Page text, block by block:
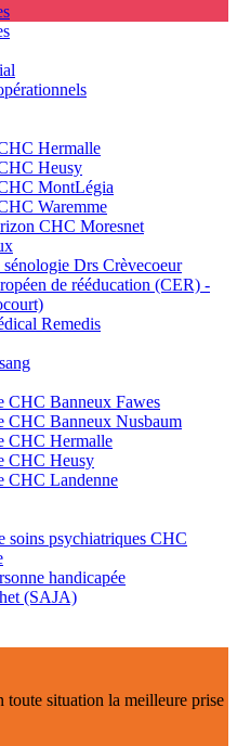
Hermalle
Heusy
MontLégia
Waremme
CHC Moresnet
sénologie Drs Crèvecoeur
de rééducation (CER) -
Remedis
CHC Banneux Fawes
CHC Banneux Nusbaum
CHC Hermalle
CHC Heusy
CHC Landenne
soins psychiatriques CHC
handicapée
(SAJA)
toute situation la meilleure prise